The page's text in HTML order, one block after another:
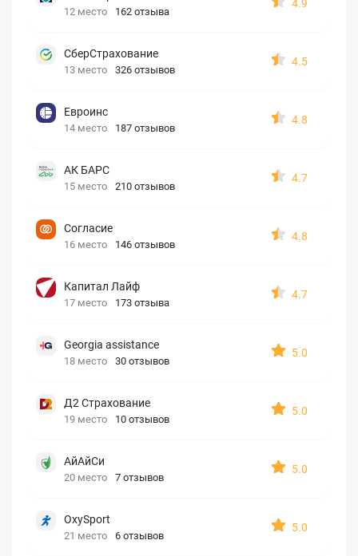
12 место 162 отзыва
4.9
СберСтрахование
13 место 326 отзывов
4.5
Евроинс
14 место 187 отзывов
4.8
АК БАРС
15 место 210 отзывов
4.7
Согласие
16 место 146 отзывов
4.8
Капитал Лайф
17 место 173 отзыва
4.7
Georgia assistance
18 место 30 отзывов
5.0
Д2 Страхование
19 место 10 отзывов
5.0
АйАйСи
20 место 7 отзывов
5.0
OxySport
21 место 6 отзывов
5.0